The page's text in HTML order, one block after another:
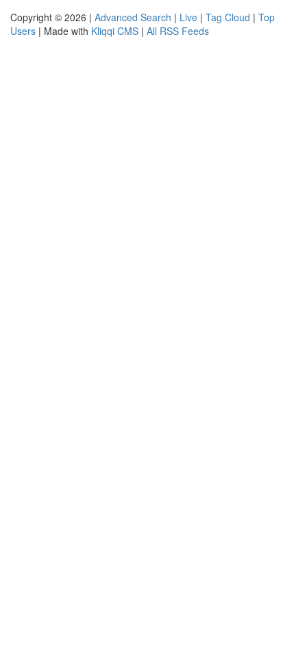
Copyright © 2026 | Advanced Search | Live | Tag Cloud | Top
Users | Made with Kliqqi CMS | All RSS Feeds